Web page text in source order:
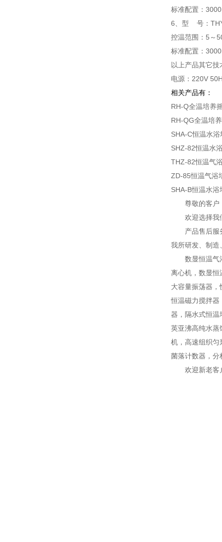
标准配置：
6、型 号：
控温范围：5～
标准配置：
以上产品其它
电源：220V
相关产品有：
RH-Q全温培养
RH-QG全温培
SHA-C恒温水
SHZ-82恒温水
THZ-82恒温气
ZD-85恒温气浴
SHA-B恒温水
尊敬的客户
欢迎选择我
产品售后服
我所研发、制造
数显恒温气
离心机，数显恒
大容量振荡器
恒温磁力搅拌器
器，隔水式恒温
英亚沸高纯水蒸
机，高速组织匀
菌落计数器，分
欢迎新老客